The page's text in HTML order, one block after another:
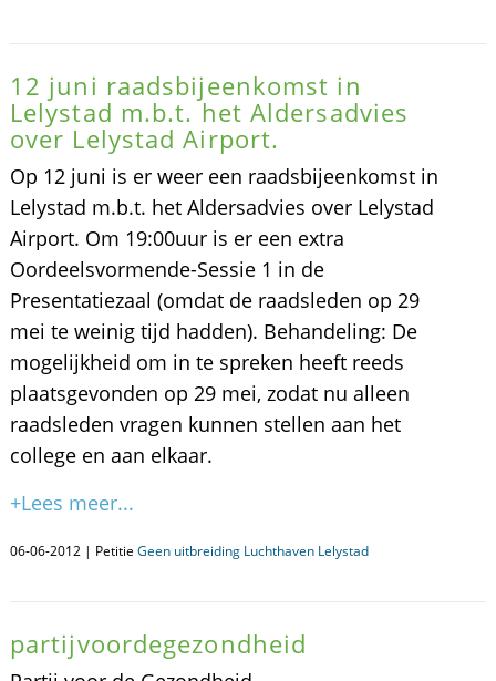
12 juni raadsbijeenkomst in
Lelystad m.b.t. het Aldersadvies
over Lelystad Airport.
Op 12 juni is er weer een raadsbijeenkomst in
Lelystad m.b.t. het Aldersadvies over Lelystad
Airport. Om 19:00uur is er een extra
Oordeelsvormende-Sessie 1 in de
Presentatiezaal (omdat de raadsleden op 29
mei te weinig tijd hadden). Behandeling: De
mogelijkheid om in te spreken heeft reeds
plaatsgevonden op 29 mei, zodat nu alleen
raadsleden vragen kunnen stellen aan het
college en aan elkaar.
+Lees meer...
06-06-2012 | Petitie Geen uitbreiding Luchthaven Lelystad
partijvoordegezondheid